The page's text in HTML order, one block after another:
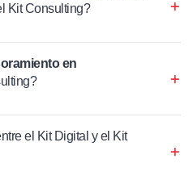
Kit Consulting?
en
el Kit Digital y el Kit